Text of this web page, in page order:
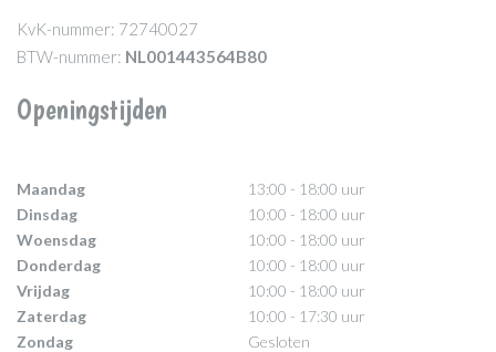
KvK-nummer: 72740027
BTW-nummer: NL001443564B80
Openingstijden
Maandag
13:00 - 18:00 uur
Dinsdag
10:00 - 18:00 uur
Woensdag
10:00 - 18:00 uur
Donderdag
10:00 - 18:00 uur
Vrijdag
10:00 - 18:00 uur
Zaterdag
10:00 - 17:30 uur
Zondag
Gesloten